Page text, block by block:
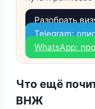
Разобрать
Telegram:
WhatsApp:
Что ещё
ВНЖ